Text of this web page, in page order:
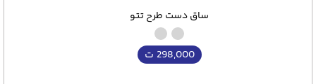
ساق دست طرح تتو
298,000 ت